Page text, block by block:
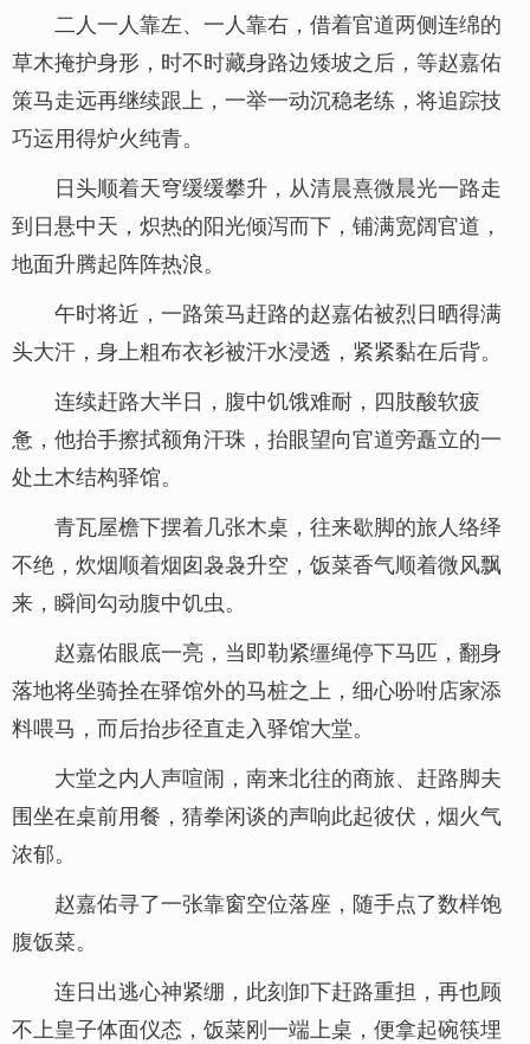
二人一人靠左、一人靠右，借着官道两侧连绵的
草木掩护身形，时不时藏身路边矮坡之后，等赵嘉佑
策马走远再继续跟上，一举一动沉稳老练，将追踪技
巧运用得炉火纯青。
日头顺着天穹缓缓攀升，从清晨熹微晨光一路走
到日悬中天，炽热的阳光倾泻而下，铺满宽阔官道，
地面升腾起阵阵热浪。
午时将近，一路策马赶路的赵嘉佑被烈日晒得满
头大汗，身上粗布衣衫被汗水浸透，紧紧黏在后背。
连续赶路大半日，腹中饥饿难耐，四肢酸软疲
惫，他抬手擦拭额角汗珠，抬眼望向官道旁矗立的一
处土木结构驿馆。
青瓦屋檐下摆着几张木桌，往来歇脚的旅人络绎
不绝，炊烟顺着烟囱袅袅升空，饭菜香气顺着微风飘
来，瞬间勾动腹中饥虫。
赵嘉佑眼底一亮，当即勒紧缰绳停下马匹，翻身
落地将坐骑拴在驿馆外的马桩之上，细心吩咐店家添
料喂马，而后抬步径直走入驿馆大堂。
大堂之内人声喧闹，南来北往的商旅、赶路脚夫
围坐在桌前用餐，猜拳闲谈的声响此起彼伏，烟火气
浓郁。
赵嘉佑寻了一张靠窗空位落座，随手点了数样饱
腹饭菜。
连日出逃心神紧绷，此刻卸下赶路重担，再也顾
不上皇子体面仪态，饭菜刚一端上桌，便拿起碗筷埋